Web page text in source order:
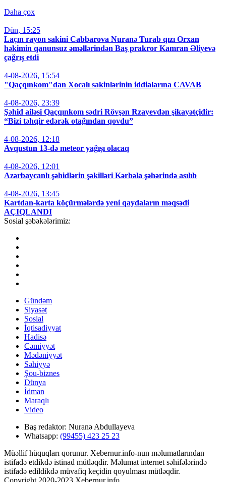
Daha çox
Dün, 15:25
Laçın rayon sakini Cabbarova Nuranə Turab qızı Orxan
həkimin qanunsuz əməllərindən Baş prakror Kamran Əliyevə
çağrış etdi
4-08-2026, 15:54
"Qaçqınkom"dan Xocalı sakinlərinin iddialarına CAVAB
4-08-2026, 23:39
Şəhid ailəsi Qaçqınkom sədri Rövşən Rzayevdən şikayətçidir:
“Bizi təhqir edərək otağından qovdu”
4-08-2026, 12:18
Avqustun 13-də meteor yağışı olacaq
4-08-2026, 12:01
Azərbaycanlı şəhidlərin şəkilləri Kərbəla şəhərində asılıb
4-08-2026, 13:45
Kartdan-karta köçürmələrdə yeni qaydaların məqsədi
AÇIQLANDI
Sosial şəbəkələrimiz:
Gündəm
Siyasət
Sosial
İqtisadiyyat
Hadisə
Cəmiyyət
Mədəniyyət
Səhiyyə
Şou-biznes
Dünya
İdman
Maraqlı
Video
Baş redaktor: Nuranə Abdullayeva
Whatsapp: (99455) 423 25 23
Müəllif hüquqları qorunur. Xebernur.info-nun məlumatlarından
istifadə etdikdə istinad mütləqdir. Məlumat internet səhifələrində
istifadə edildikdə müvafiq keçidin qoyulması mütləqdir.